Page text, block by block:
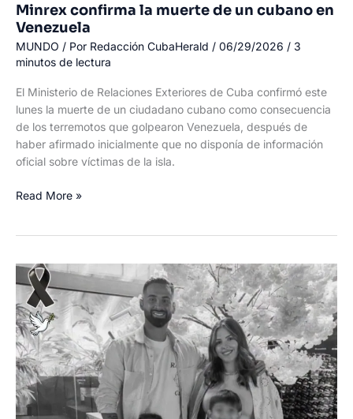
Minrex confirma la muerte de un cubano en
Venezuela
MUNDO / Por Redacción CubaHerald / 06/29/2026 / 3
minutos de lectura
El Ministerio de Relaciones Exteriores de Cuba confirmó este
lunes la muerte de un ciudadano cubano como consecuencia
de los terremotos que golpearon Venezuela, después de
haber afirmado inicialmente que no disponía de información
oficial sobre víctimas de la isla.
Minrex
de
un
cubano
en
Venezuela
Read More »